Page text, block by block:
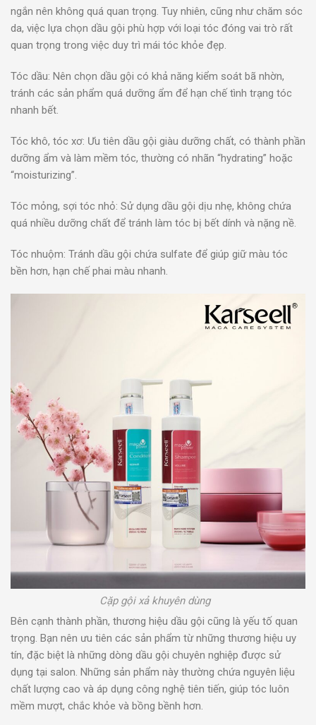
ngắn nên không quá quan trọng. Tuy nhiên, cũng như chăm sóc
da, việc lựa chọn dầu gội phù hợp với loại tóc đóng vai trò rất
quan trọng trong việc duy trì mái tóc khỏe đẹp.
Tóc dầu: Nên chọn dầu gội có khả năng kiểm soát bã nhờn,
tránh các sản phẩm quá dưỡng ẩm để hạn chế tình trạng tóc
nhanh bết.
Tóc khô, tóc xơ: Ưu tiên dầu gội giàu dưỡng chất, có thành phần
dưỡng ẩm và làm mềm tóc, thường có nhãn “hydrating” hoặc
“moisturizing”.
Tóc mỏng, sợi tóc nhỏ: Sử dụng dầu gội dịu nhẹ, không chứa
quá nhiều dưỡng chất để tránh làm tóc bị bết dính và nặng nề.
Tóc nhuộm: Tránh dầu gội chứa sulfate để giúp giữ màu tóc
bền hơn, hạn chế phai màu nhanh.
Cặp gội xả khuyên dùng
Bên cạnh thành phần, thương hiệu dầu gội cũng là yếu tố quan
trọng. Bạn nên ưu tiên các sản phẩm từ những thương hiệu uy
tín, đặc biệt là những dòng dầu gội chuyên nghiệp được sử
dụng tại salon. Những sản phẩm này thường chứa nguyên liệu
chất lượng cao và áp dụng công nghệ tiên tiến, giúp tóc luôn
mềm mượt, chắc khỏe và bồng bềnh hơn.